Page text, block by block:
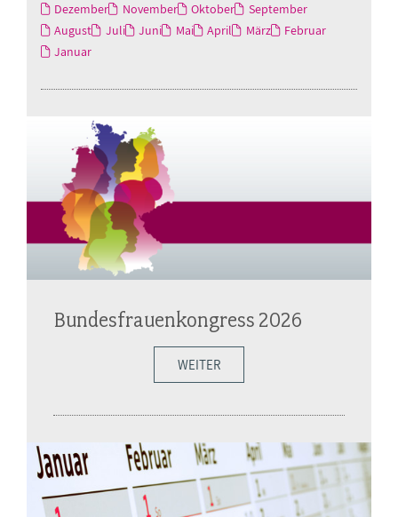
Dezember November Oktober
September
August
Juli Juni Mai April März
Februar
Januar
Bundesfrauenkongress 2026
WEITER